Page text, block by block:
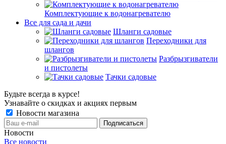
Комплектующие к водонагревателю
Все для сада и дачи
Шланги садовые
Переходники для
шлангов
Разбрызгиватели
и пистолеты
Тачки садовые
Будьте всегда в курсе!
Узнавайте о скидках и акциях первым
Новости магазина
Новости
Все новости